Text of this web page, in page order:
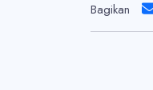
Bagikan